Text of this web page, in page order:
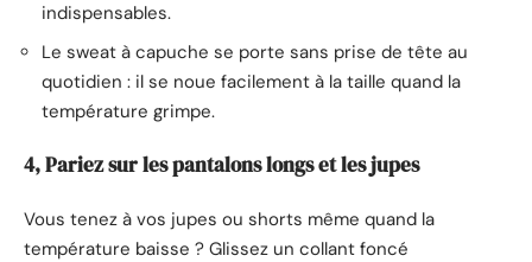
indispensables.
Le sweat à capuche se porte sans prise de tête au
quotidien : il se noue facilement à la taille quand la
température grimpe.
4, Pariez sur les pantalons longs et les jupes
Vous tenez à vos jupes ou shorts même quand la
température baisse ? Glissez un collant foncé